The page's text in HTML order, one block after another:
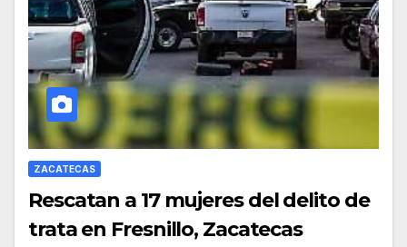
ZACATECAS
Rescatan a 17 mujeres del delito de
trata en Fresnillo, Zacatecas